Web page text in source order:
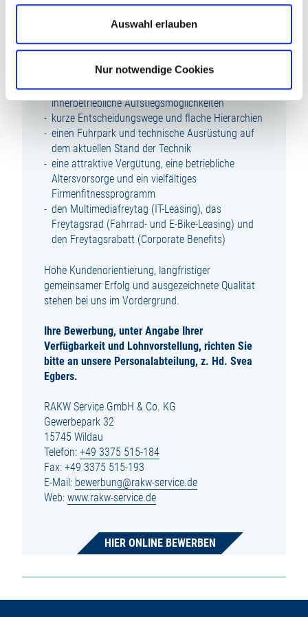
Auswahl erlauben
Nur notwendige Cookies
familiengeführten Unternehmensgruppe LUDWIG
FREYTAG
eigenverantwortliches Arbeiten von Beginn an
individuelle Fortbildungsmaßnahmen und
innerbetriebliche Aufstiegsmöglichkeiten
kurze Entscheidungswege und flache Hierarchien
einen Fuhrpark und technische Ausrüstung auf
dem aktuellen Stand der Technik
eine attraktive Vergütung, eine betriebliche
Altersvorsorge und ein vielfältiges
Firmenfitnessprogramm
den Multimediafreytag (IT-Leasing), das
Freytagsrad (Fahrrad- und E-Bike-Leasing) und
den Freytagsrabatt (Corporate Benefits)
Hohe Kundenorientierung, langfristiger
gemeinsamer Erfolg und ausgezeichnete Qualität
stehen bei uns im Vordergrund.
Ihre Bewerbung, unter Angabe Ihrer
Verfügbarkeit und Lohnvorstellung, richten Sie
bitte an unsere Personalabteilung, z. Hd. Svea
Egbers.
RAKW Service GmbH & Co. KG
Gewerbepark 32
15745 Wildau
Telefon: +49 3375 515-184
Fax: +49 3375 515-193
E-Mail: bewerbung@rakw-service.de
Web: www.rakw-service.de
HIER ONLINE BEWERBEN